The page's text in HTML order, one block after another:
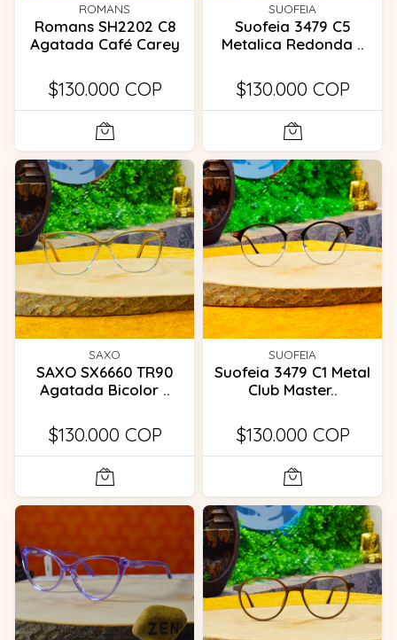
ROMANS
Romans SH2202 C8
Agatada Café Carey
$130.000 COP
SUOFEIA
Suofeia 3479 C5
Metalica Redonda ..
$130.000 COP
SAXO
SAXO SX6660 TR90
Agatada Bicolor ..
$130.000 COP
SUOFEIA
Suofeia 3479 C1 Metal
Club Master..
$130.000 COP